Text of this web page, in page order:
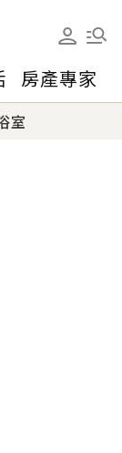
房產專家
室